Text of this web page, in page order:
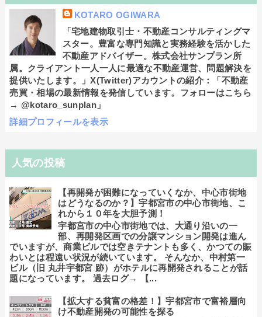
KOTARO OGIWARA
「宅地建物取引士・不動産コンサルティングマ
スター。豊富な専門知識と実務経験を活かした
不動産アドバイザー。株式会社サンプラン所
属。クライアント一人一人に最適な不動産運営、問題解決を
提供いたします。」X(Twitter)アカウントの紹介：「不動産
売買・相場の最新情報を発信しています。フォローはこちら
→ @kotaro_sunplan」
詳細プロフィールを表示
人気の投稿
【再開発が困難になっていくなか、中心市街地
はどうなるのか？】宇都宮市の中心市街地、こ
れから１０年を大胆予測！
宇都宮市の中心市街地では、大通り沿いの一
部、再開発区画での分譲マンション開発は進ん
でいますが、商業ビルでは空きテナントも多く、かつての賑
わいとは程遠い状況が続いています。 そんなか、中村第一
ビル（旧 丸井宇都宮 跡）がホテルに再開発されることが話
題になっています。 過去ログ→ 【...
【拡大する貧富の格差！】宇都宮市で富裕層向
け不動産開発の可能性を探る